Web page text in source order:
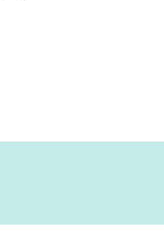
мебель из